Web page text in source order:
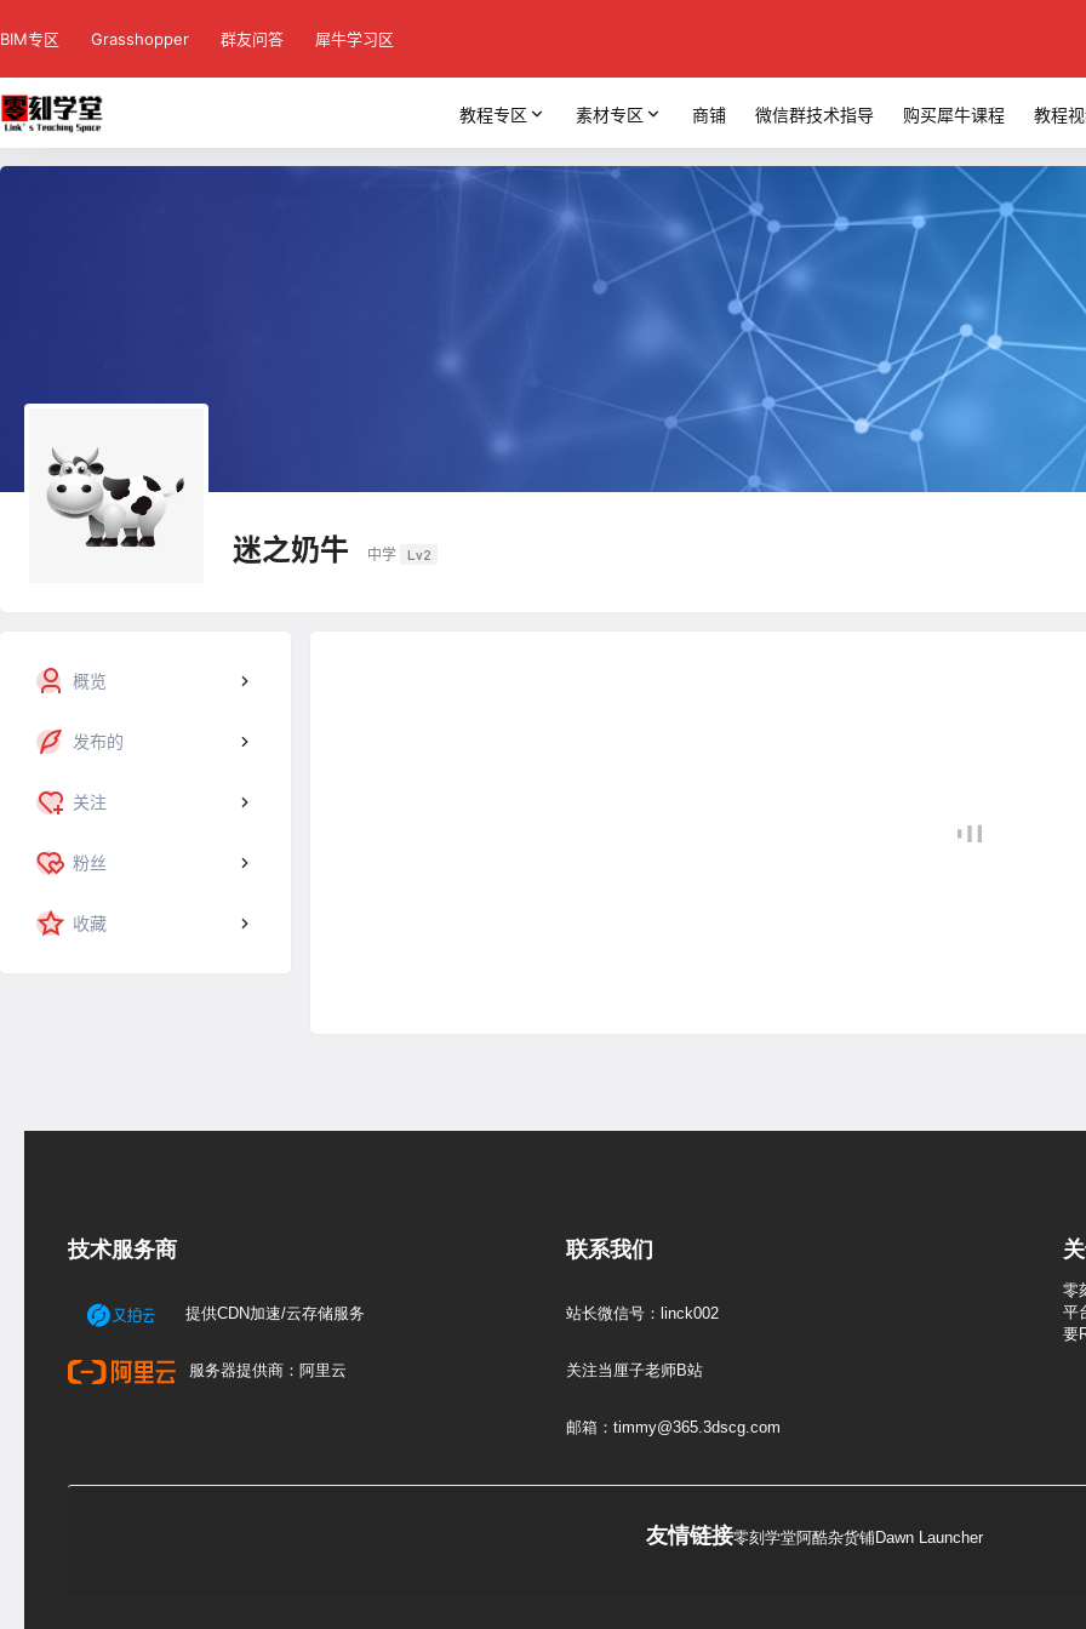
BIM专区 Grasshopper 群友问答 犀牛学习区
教程专区 素材专区 商铺 微信群技术指导 购买犀牛课程 教程
迷之奶牛 中学 Lv2
概览
发布的
关注
粉丝
收藏
技术服务商
提供CDN加速/云存储服务
服务器提供商：阿里云
联系我们
站长微信号：linck002
关注当厘子老师B站
邮箱：timmy@365.3dscg.com
零
平
要
友情链接零刻学堂阿酷杂货铺Dawn Launcher